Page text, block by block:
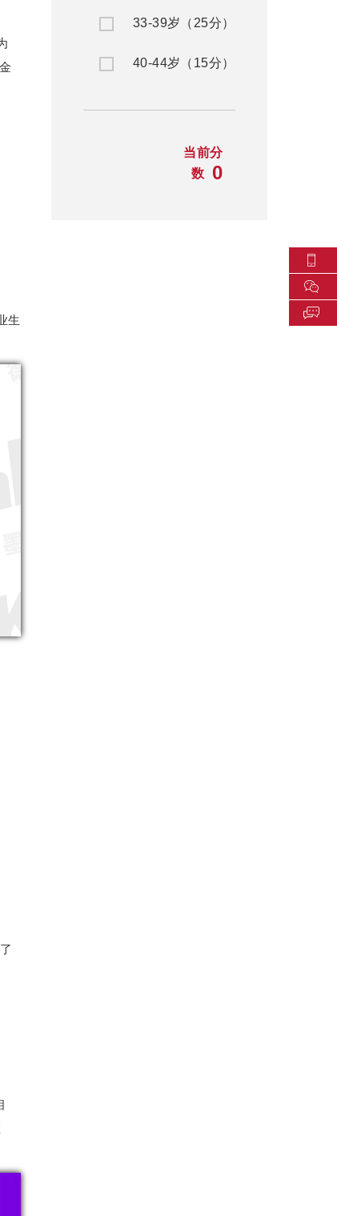
生
33-39岁（25分）
40-44岁（15分）
当前分
数
0